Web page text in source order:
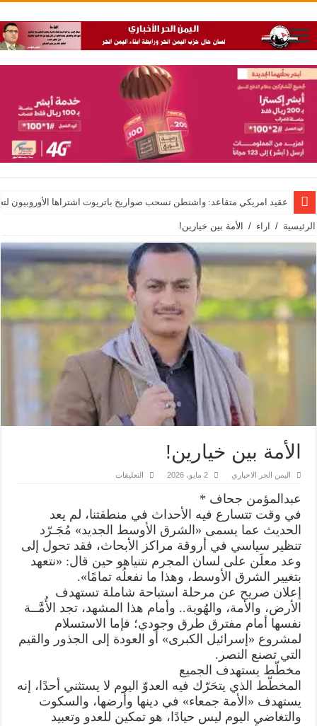
عقيد امريكي متقاعد: واشنطن تسحب صواريخ باتريوت اشتراها الأوروبيون
الرئيسية / اراء / الأمة بين خيارين!
الأمة بين خيارين!
اليمن الحر الاخباري 2 مايو، 2026 التعليقات
مغلقة
عبدالمؤمن جحاف *
في وقت تتسارع فيه الأحداث في منطقتنا، لم يعد
الحديث عما يسمى «الشرق الأوسط الجديد» مُجَـرّد
تنظير سياسي في أروقة مراكز الأبحاث، فقد تحول إلى
وعد معلَن على لسان المجرم نتنياهو حين قال: «نتعهد
بتغيير الشرق الأوسط، وهذا ما نفعلُه تمامًا».
إعلان صريح عن مرحلة استباحة شاملة تستهدف
الأرض، والأمة، والهُوية.. و​أمام هذا المشهد، تجد الأُمَّــة
نفسها أمام مفترق طرق وجودي؛ فإما الاستسلام
لمشروع «إسرائيل الكبرى» أَو العودة إلى الجذور والقيم
التي تصنع النصر.
​مخطّط يستهدف الجميع
​المخطّط الذي يتحَرّك فيه العدوّ اليوم لا يستثني أحدًا، إنه
يستهدف «الأمة جمعاء» في دينها وأرضها، والسكوت
والتغاضي اليوم ليس حيادًا، هو تمكين للعدو وتعبيد